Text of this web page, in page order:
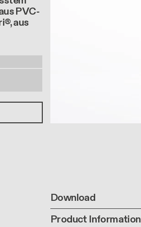
PVC-
aus
Download
Product Information